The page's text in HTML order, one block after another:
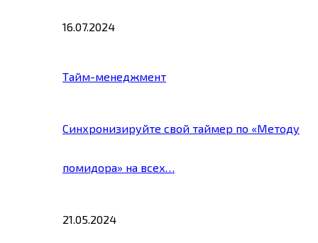
16.07.2024
Тайм-менеджмент
Синхронизируйте свой таймер по «Методу
помидора» на всех…
21.05.2024